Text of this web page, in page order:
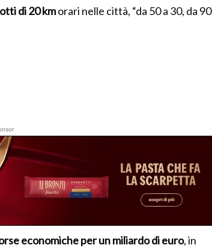
di 20 kmorari nelle città, “da 50 a 30, da 90
economiche per un miliardo di euro, in